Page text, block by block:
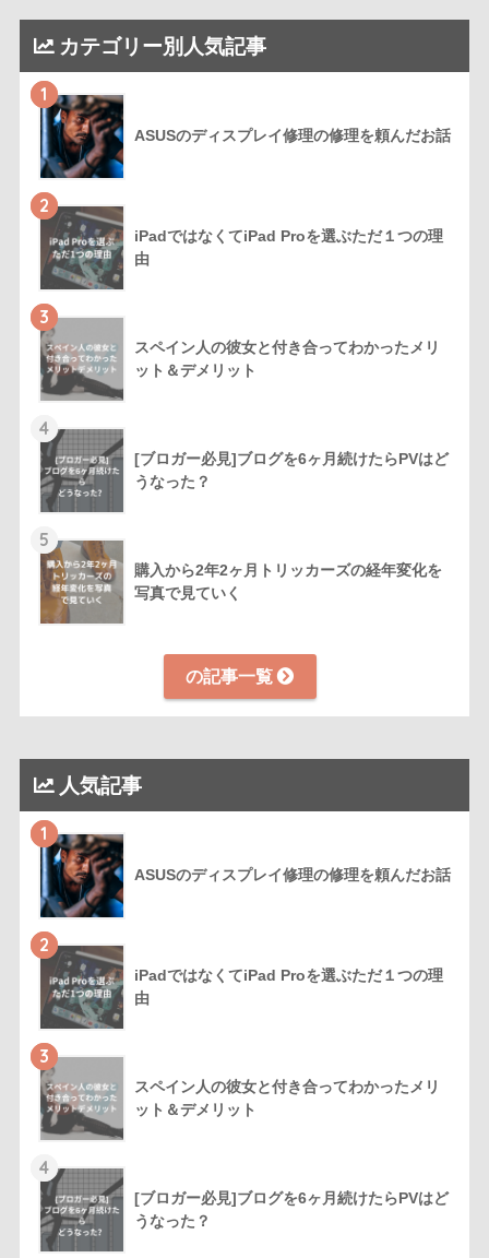
カテゴリー別人気記事
1
ASUSのディスプレイ修理の修理を頼んだお話
2
iPadではなくてiPad Proを選ぶただ１つの理
由
3
スペイン人の彼女と付き合ってわかったメリ
ット＆デメリット
4
[ブロガー必見]ブログを6ヶ月続けたらPVはど
うなった？
5
購入から2年2ヶ月トリッカーズの経年変化を
写真で見ていく
の記事一覧
人気記事
1
ASUSのディスプレイ修理の修理を頼んだお話
2
iPadではなくてiPad Proを選ぶただ１つの理
由
3
スペイン人の彼女と付き合ってわかったメリ
ット＆デメリット
4
[ブロガー必見]ブログを6ヶ月続けたらPVはど
うなった？